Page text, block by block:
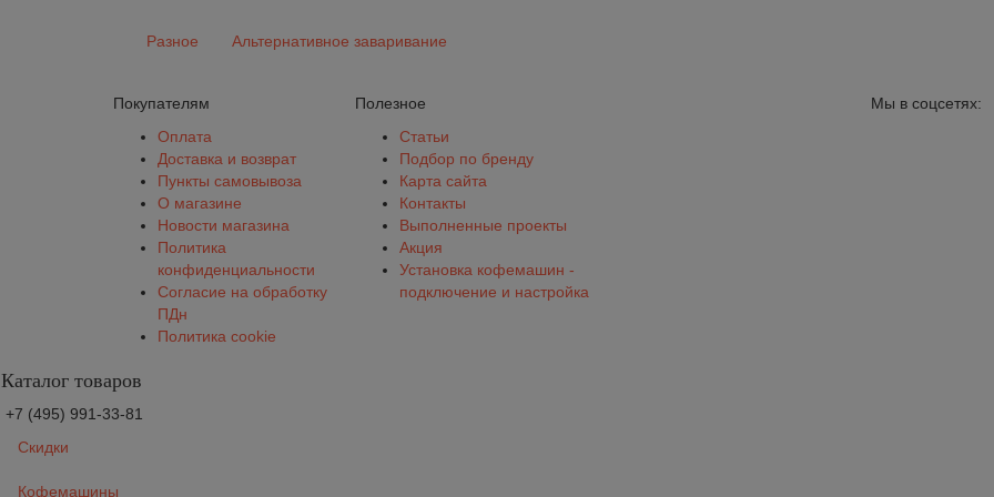
Разное Альтернативное заваривание
Покупателям
Оплата
Доставка и возврат
Пункты самовывоза
О магазине
Новости магазина
Политика
конфиденциальности
Согласие на обработку
ПДн
Политика cookie
Полезное
Статьи
Подбор по бренду
Карта сайта
Контакты
Выполненные проекты
Акция
Установка кофемашин -
подключение и настройка
Мы в соцсетях:
Каталог товаров
+7 (495) 991-33-81
Скидки
Кофемашины